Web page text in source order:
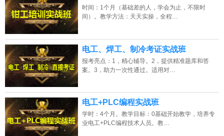
时间：1个月（基础差的人，学会为止，不限时
间）。教学方法：天天实操，全程…
电工、焊工、制冷考证实战班
报考亮点：1，精心辅导。2，提供精准题库和答
案。3，助力一次性通过。适用对…
电工+PLC编程实战班
学时：4个月。教学目标：0基础开始教学，培养专
业电工+PLC编程技术人员。教…